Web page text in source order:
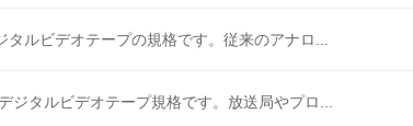
ルビデオテープの規格です。従来のアナロ...
タルビデオテープ規格です。放送局やプロ...